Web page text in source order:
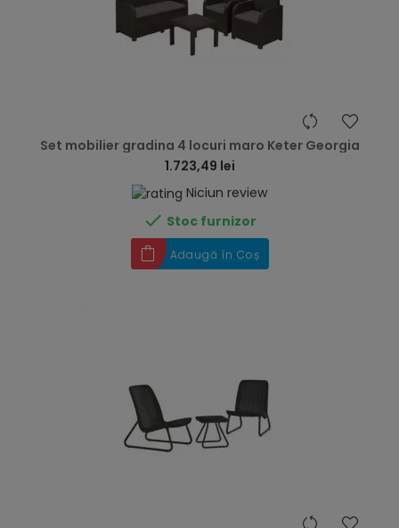
Set mobilier gradina 4 locuri maro Keter Georgia
1.723,49 lei
Niciun review
 Stoc furnizor
Adaugă în Coș